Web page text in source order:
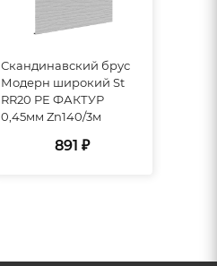
Скандинавский брус
Модерн широкий St
RR20 PE ФАКТУР
0,45мм Zn140/3м
891 ₽